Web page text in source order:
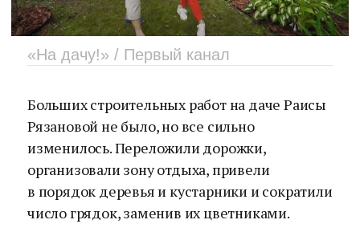
«На дачу!» / Первый канал
Больших строительных работ на даче Раисы
Рязановой не было, но все сильно
изменилось. Переложили дорожки,
организовали зону отдыха, привели
в порядок деревья и кустарники и сократили
число грядок, заменив их цветниками.